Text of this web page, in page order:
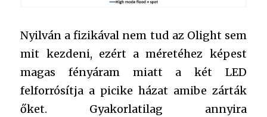
Nyilván a fizikával nem tud az Olight sem
mit kezdeni, ezért a méretéhez képest
magas fényáram miatt a két LED
felforrósítja a picike házat amibe zárták
őket. Gyakorlatilag annyira